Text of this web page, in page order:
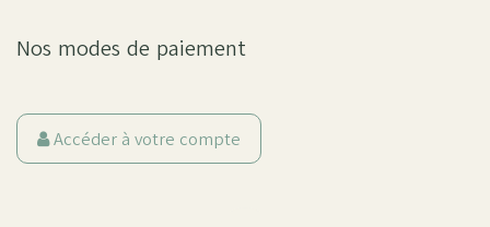
Nos modes de paiement
Accéder à votre compte